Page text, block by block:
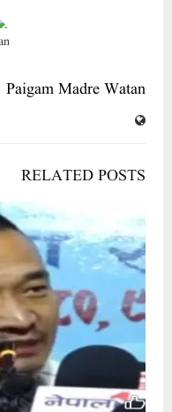
Paigam Madre Watan
RELATED POSTS